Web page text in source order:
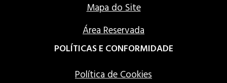
Mapa do Site
Área Reservada
POLÍTICAS E CONFORMIDADE
Política de Cookies